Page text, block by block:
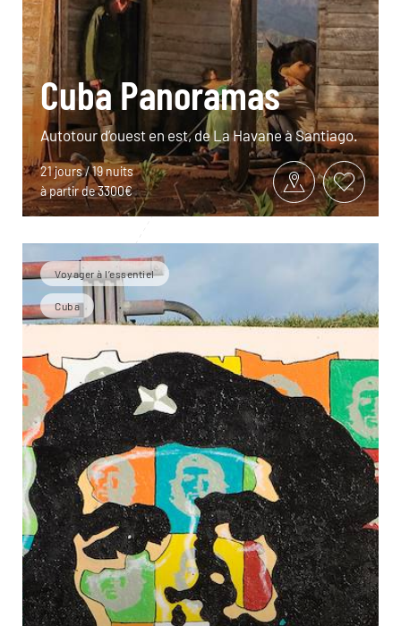
Cuba Panoramas
Autotour d’ouest en est, de La Havane à Santiago.
21 jours / 19 nuits
à partir de 3300€
Voyager à l’essentiel
Cuba